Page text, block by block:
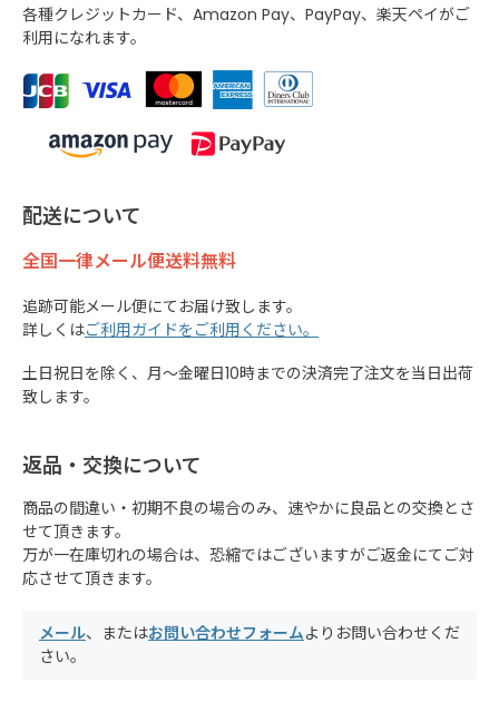
各種クレジットカード、Amazon Pay、PayPay、楽天ペイがご
利用になれます。
配送について
全国一律メール便送料無料
追跡可能メール便にてお届け致します。
詳しくはご利用ガイドをご利用ください。
土日祝日を除く、月～金曜日10時までの決済完了注文を当日出荷
致します。
返品・交換について
商品の間違い・初期不良の場合のみ、速やかに良品との交換とさ
せて頂きます。
万が一在庫切れの場合は、恐縮ではございますがご返金にてご対
応させて頂きます。
メール、またはお問い合わせフォームよりお問い合わせくだ
さい。